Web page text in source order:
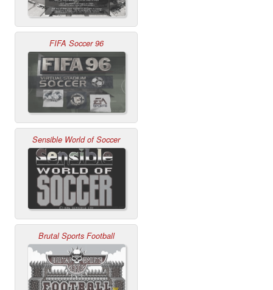
FIFA Soccer 96
Sensible World of Soccer
Brutal Sports Football